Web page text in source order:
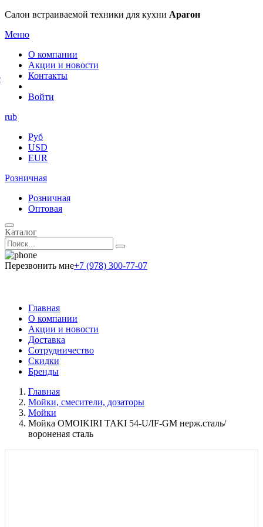
Салон встраиваемой техники для кухни Арагон
Меню
О компании
Акции и новости
Контакты
Войти
rub
Руб
USD
EUR
Розничная
Розничная
Оптовая
Каталог
Перезвонить мне+7 (978) 300-77-07
Главная
О компании
Акции и новости
Доставка
Сотрудничество
Скидки
Бренды
Главная
Мойки, смесители, дозаторы
Мойки
Мойка OMOIKIRI TAKI 54-U/IF-GM нерж.сталь/
вороненая сталь